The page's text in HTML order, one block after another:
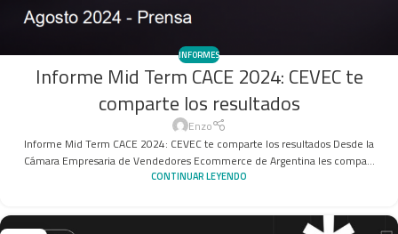
INFORMES
Informe Mid Term CACE 2024: CEVEC te
comparte los resultados
Enzo
Informe Mid Term CACE 2024: CEVEC te comparte los resultados Desde la
Cámara Empresaria de Vendedores Ecommerce de Argentina les compa...
CONTINUAR LEYENDO